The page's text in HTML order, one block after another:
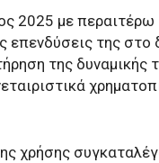
2025 με
επενδύσεις της στο
της δυναμικής
χρήσης